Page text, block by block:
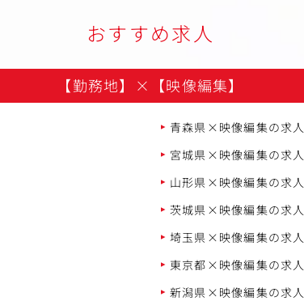
おすすめ求人
【勤務地】 × 【映像編集】
青森県×映像編集の求人
宮城県×映像編集の求人
山形県×映像編集の求人
茨城県×映像編集の求人
埼玉県×映像編集の求人
東京都×映像編集の求人
新潟県×映像編集の求人